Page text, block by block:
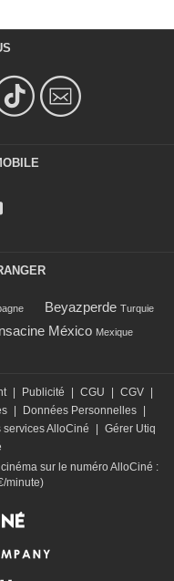
Beyazperde Turquie
México Mexique
Publicité CGU CGV
Données Personnelles
services AlloCiné
Gérer Utiq
sur le numéro AlloCiné :
minute)